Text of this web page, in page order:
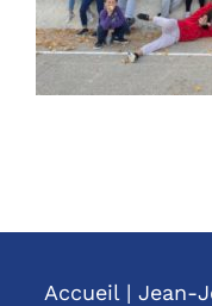
Accueil| Jean-